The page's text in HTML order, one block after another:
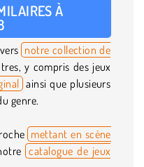
À
notre collection de
y compris des jeux
ainsi que plusieurs
genre.
mettant en scène
catalogue de jeux